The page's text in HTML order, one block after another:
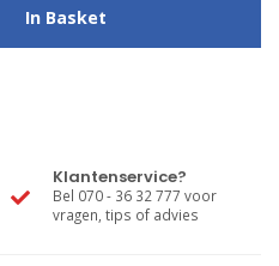
In Basket
Klantenservice?
Bel 070 - 36 32 777 voor
vragen, tips of advies